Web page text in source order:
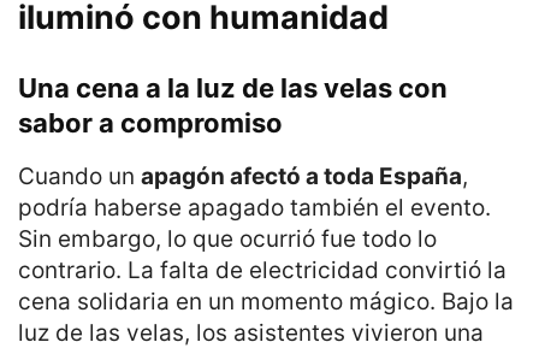
iluminó con humanidad
Una cena a la luz de las velas con
sabor a compromiso
Cuando un apagón afectó a toda España,
podría haberse apagado también el evento.
Sin embargo, lo que ocurrió fue todo lo
contrario. La falta de electricidad convirtió la
cena solidaria en un momento mágico. Bajo la
luz de las velas, los asistentes vivieron una